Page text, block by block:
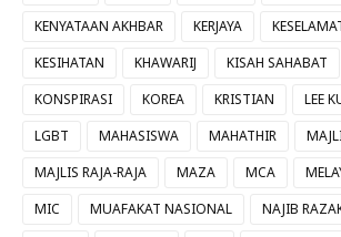
KENYATAAN AKHBAR
KERJAYA
KESIHATAN
KHAWARIJ KISAH SAHABAT
KONSPIRASI
KOREA KRISTIAN
LEE
LGBT
MAHASISWA MAHATHIR
MAJLIS RAJA-RAJA
MAZA MCA
MIC
MUAFAKAT NASIONAL NAJIB